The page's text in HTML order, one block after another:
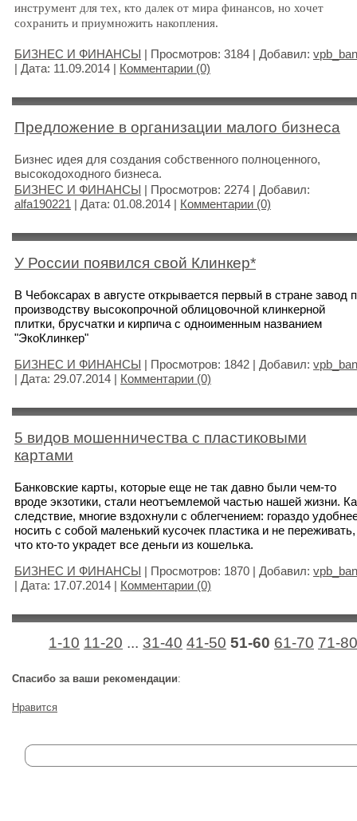
инструмент для тех, кто далек от мира финансов, но хочет
сохранить и приумножить накопления.
БИЗНЕС И ФИНАНСЫ | Просмотров: 3184 | Добавил:
| Дата: 11.09.2014 Комментарии (0)
Предложение в организации малого бизнеса
Бизнес идея для создания собственного полноценного,
высокодоходного бизнеса.
БИЗНЕС И ФИНАНСЫ
| Просмотров: 2274 | Добавил:
alfa190221
| Дата: 01.08.2014 Комментарии (0)
У России появился свой Клинкер*
В Чебоксарах в августе открывается первый в стране завод
производству высокопрочной облицовочной клинкерной
плитки, брусчатки и кирпича с одноименным названием
"ЭкоКлинкер"
БИЗНЕС И ФИНАНСЫ | Просмотров: 1842 | Добавил:
| Дата: 29.07.2014 Комментарии (0)
5 видов мошенничества с пластиковыми
картами
Банковские карты, которые еще не так давно были чем-то
вроде экзотики, стали неотъемлемой частью нашей жизни.
следствие, многие вздохнули с облегчением: гораздо
носить с собой маленький кусочек пластика и не переживать,
что кто-то украдет все деньги из кошелька.
БИЗНЕС И ФИНАНСЫ | Просмотров: 1870 | Добавил:
| Дата: 17.07.2014 Комментарии (0)
1-10 11-20 ... 31-40 41-50 51-60 61-70 71-80
Спасибо за ваши рекомендации:
Нравится